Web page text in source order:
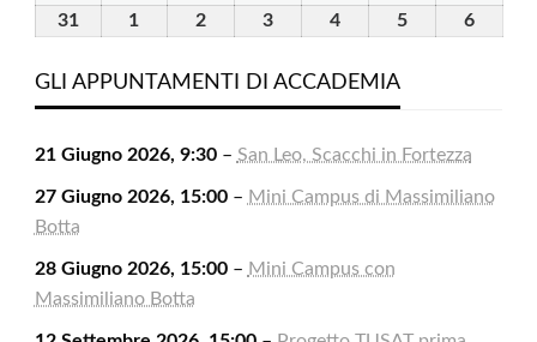
Agosto
Agosto
Agosto
Agosto
Agosto
Agosto
3131
2026
1
2026
22
2026
33
2026
44
2026
55
66
GLI APPUNTAMENTI DI ACCADEMIA
21 Giugno 2026, 9:30– San Leo, Scacchi in Fortezza
27 Giugno 2026, 15:00– Mini Campus di Massimiliano
Botta
28 Giugno 2026, 15:00– Mini Campus con
Massimiliano Botta